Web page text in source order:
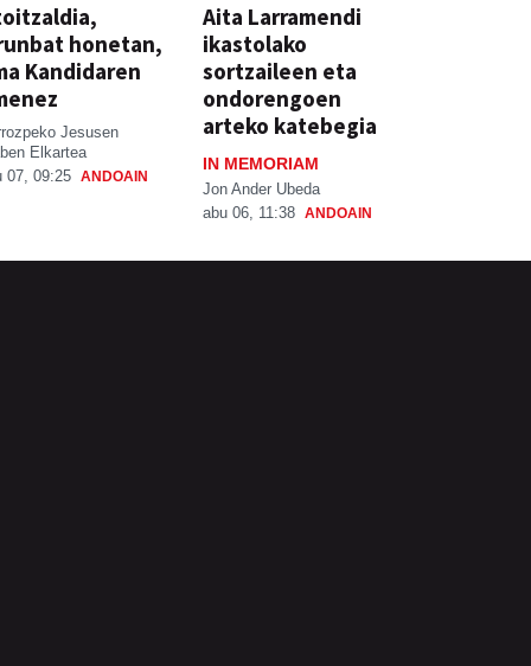
honetan,
Kandidaren
Jesusen
Elkartea
07, 09:25 ANDOAIN
Aita Larramendi
ikastolako
sortzaileen eta
ondorengoen
arteko katebegia
IN MEMORIAM
Jon Ander Ubeda
abu 06, 11:38 ANDOAIN